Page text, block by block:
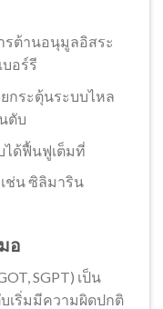
รต้านอนุมูลอิสระ
บอร์รี
กระตุ้นระบบไหล
ตับ
ได้ฟื้นฟูเต็มที่
ช่น ซิลิมาริน
อ
SGPT) เป็น
เริ่มมีความผิดปกติ